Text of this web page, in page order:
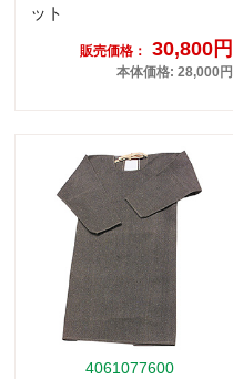
ット
販売価格： 30,800円
本体価格: 28,000円
4061077600